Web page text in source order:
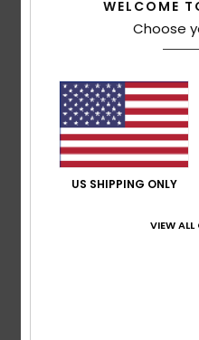
baseado em4
100% dos nossos
WELCOME
Choose
US SHIPPING ONLY
VIEW ALL